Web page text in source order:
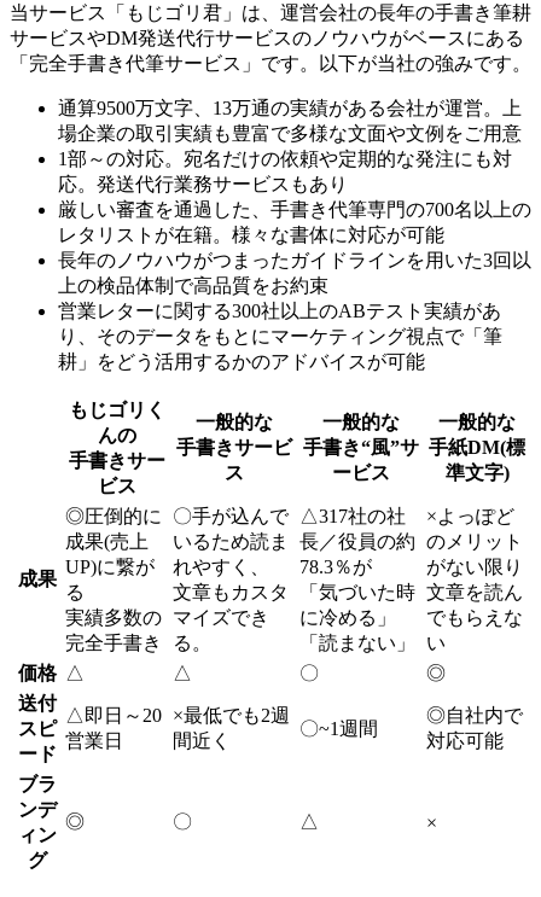
当サービス「もじゴリ君」は、運営会社の長年の手書き筆耕
サービスやDM発送代行サービスのノウハウがベースにある
「完全手書き代筆サービス」です。以下が当社の強みです。
通算9500万文字、13万通の実績がある会社が運営。上
場企業の取引実績も豊富で多様な文面や文例をご用意
1部～の対応。宛名だけの依頼や定期的な発注にも対
応。発送代行業務サービスもあり
厳しい審査を通過した、手書き代筆専門の700名以上の
レタリストが在籍。様々な書体に対応が可能
長年のノウハウがつまったガイドラインを用いた3回以
上の検品体制で高品質をお約束
営業レターに関する300社以上のABテスト実績があ
り、そのデータをもとにマーケティング視点で「筆
耕」をどう活用するかのアドバイスが可能
もじゴリく
んの
手書きサー
ビス
一般的な
手書きサービ
ス
一般的な
手書き“風”サ
ービス
一般的な
手紙DM(標
準文字)
成果
◎圧倒的に
成果(売上
UP)に繋が
る
実績多数の
完全手書き
〇手が込んで
いるため読ま
れやすく、
文章もカスタ
マイズでき
る。
△317社の社
長／役員の約
78.3％が
「気づいた時
に冷める」
「読まない」
×よっぽど
のメリット
がない限り
文章を読ん
でもらえな
い
価格 △ △ 〇
◎
送付
スピ
ード
△ 即日～20
営業日
×最低でも2週
間近く
〇~1週間
◎自社内で
対応可能
ブラ
ンデ
ィン
グ
◎ 〇 △ ×